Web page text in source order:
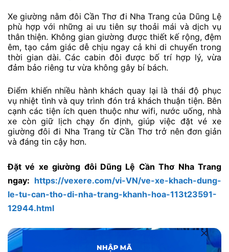
Xe giường nằm đôi Cần Thơ đi Nha Trang của Dũng Lệ
phù hợp với những ai ưu tiên sự thoải mái và dịch vụ
thân thiện. Không gian giường được thiết kế rộng, đệm
êm, tạo cảm giác dễ chịu ngay cả khi di chuyển trong
thời gian dài. Các cabin đôi được bố trí hợp lý, vừa
đảm bảo riêng tư vừa không gây bí bách.
Điểm khiến nhiều hành khách quay lại là thái độ phục
vụ nhiệt tình và quy trình đón trả khách thuận tiện. Bên
cạnh các tiện ích quen thuộc như wifi, nước uống, nhà
xe còn giữ lịch chạy ổn định, giúp việc đặt vé xe
giường đôi đi Nha Trang từ Cần Thơ trở nên đơn giản
và đáng tin cậy hơn.
Đặt vé xe giường đôi Dũng Lệ Cần Thơ Nha Trang
ngay: https://vexere.com/vi-VN/ve-xe-khach-dung-
le-tu-can-tho-di-nha-trang-khanh-hoa-113t23591-
12944.html